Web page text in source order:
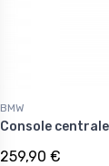
BMW
Console centrale
259,90 €